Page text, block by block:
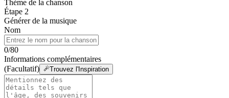
Thème de la chanson
Étape 2
Générer de la musique
Nom
0/80
Informations complémentaires
(Facultatif)
Trouvez l'Inspiration